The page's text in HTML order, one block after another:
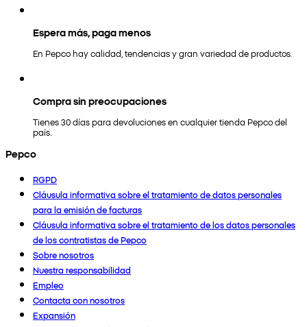
Espera más, paga menos
En Pepco hay calidad, tendencias y gran variedad de productos.
Compra sin preocupaciones
Tienes 30 días para devoluciones en cualquier tienda Pepco del
país.
Pepco
RGPD
Cláusula informativa sobre el tratamiento de datos personales
para la emisión de facturas
Cláusula informativa sobre el tratamiento de los datos personales
de los contratistas de Pepco
Sobre nosotros
Nuestra responsabilidad
Empleo
Contacta con nosotros
Expansión